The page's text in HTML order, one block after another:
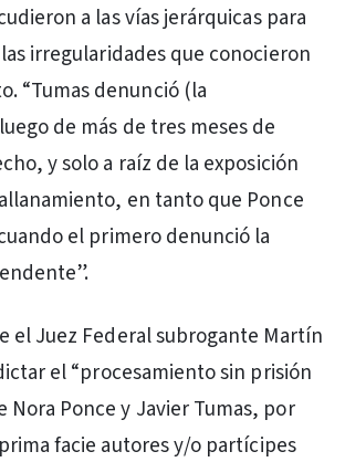
a las vías jerárquicas para
irregularidades que conocieron
“Tumas denunció (la
de más de tres meses de
y solo a raíz de la exposición
en tanto que Ponce
el primero denunció la
el Juez Federal subrogante Martín
el “procesamiento sin prisión
Nora Ponce y Javier Tumas, por
facie autores y/o partícipes